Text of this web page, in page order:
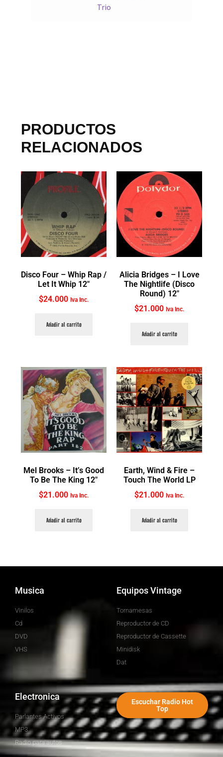
Trio
PRODUCTOS
RELACIONADOS
Disco Four ‎– Whip Rap /
Let It Whip 12″
$24.000 Iva Inc.
Añadir al carrito
Alicia Bridges ‎– I Love
The Nightlife (Disco
Round) 12″
$21.000 Iva Inc.
Añadir al carrito
Mel Brooks ‎– It’s Good
To Be The King 12″
$21.000 Iva Inc.
Añadir al carrito
Earth, Wind & Fire ‎–
Touch The World LP
$21.000 Iva Inc.
Añadir al carrito
Musica
Vinilos
Cd
DVD
VHS
Equipos Vintage
Tornamesas
Reproductor de CD
Reproductor de Cassette
Minidisk
Dat
Electronica
Parlantes Activos
MP3
Radio para autos
Escuchar Radio Hot
Top